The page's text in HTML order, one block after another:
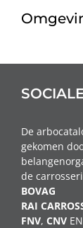
De
gekomen
de
BOVAG
RAI
FNV, CNV EN